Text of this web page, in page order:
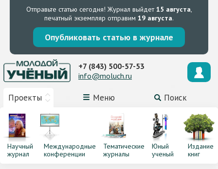
Отправьте статью сегодня! Журнал выйдет15 августа,
печатный экземпляр отправим 19 августа.
Опубликовать статью в журнале
Проекты Меню Поиск
+7 (843) 500-57-53
info@moluch.ru
Научный
журнал
Международные
конференции
Тематические
журналы
Юный
ученый
Издание
книг